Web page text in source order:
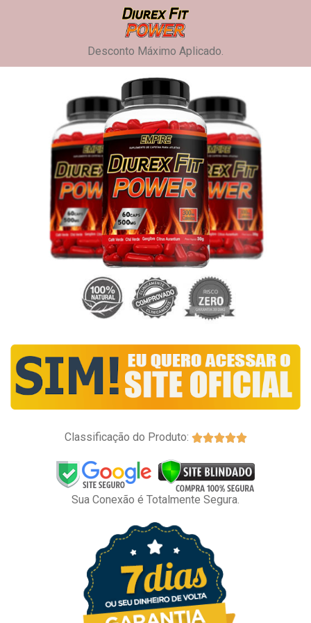
Desconto Máximo Aplicado.
Classificação do Produto: 
Sua Conexão é Totalmente Segura.